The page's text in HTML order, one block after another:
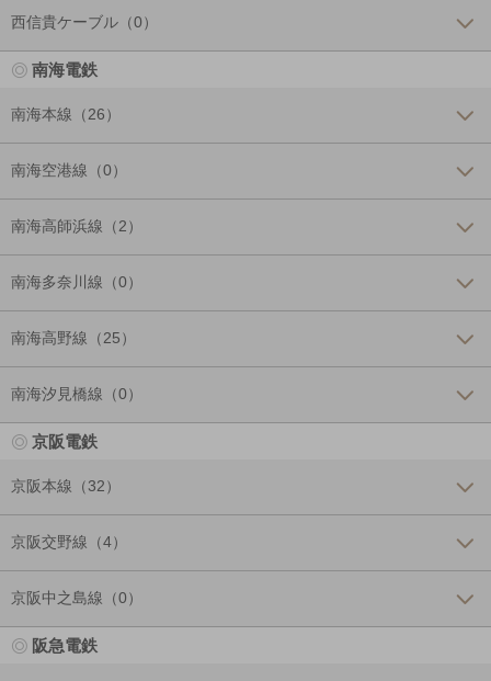
西信貴ケーブル（0）
南海電鉄
南海本線（26）
南海空港線（0）
南海高師浜線（2）
南海多奈川線（0）
南海高野線（25）
南海汐見橋線（0）
京阪電鉄
京阪本線（32）
京阪交野線（4）
京阪中之島線（0）
阪急電鉄